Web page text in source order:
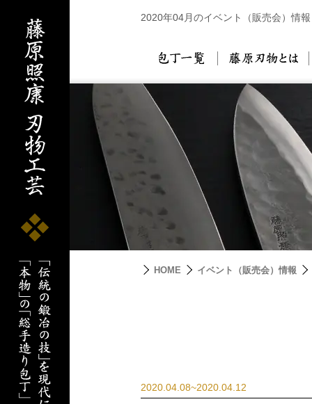
2020年04月のイベント（販売会）情報
包丁一覧
HOME イベント（販売会）情報
2020.04.08~2020.04.12